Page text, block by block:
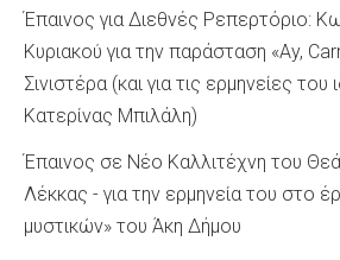
Έπαινος για Διεθνές Ρεπερτόριο:
Κυριακού για την παράσταση «Ay,
Σινιστέρα (και για τις ερμηνείες του
Κατερίνας Μπιλάλη)
Έπαινος σε Νέο Καλλιτέχνη του
Λέκκας - για την ερμηνεία του στο
μυστικών» του Άκη Δήμου